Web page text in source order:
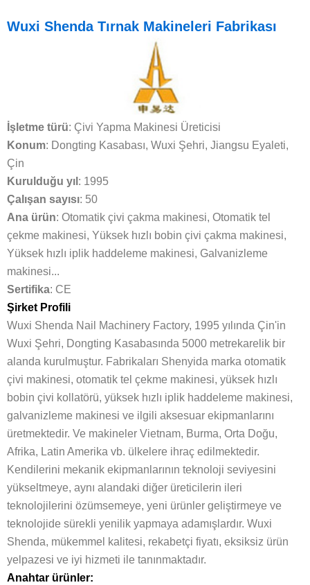
Wuxi Shenda Tırnak Makineleri Fabrikası
İşletme türü: Çivi Yapma Makinesi Üreticisi
Konum: Dongting Kasabası, Wuxi Şehri, Jiangsu Eyaleti,
Çin
Kurulduğu yıl : 1995
Çalışan sayısı: 50
Ana ürün: Otomatik çivi çakma makinesi, Otomatik tel
çekme makinesi, Yüksek hızlı bobin çivi çakma makinesi,
Yüksek hızlı iplik haddeleme makinesi, Galvanizleme
makinesi...
Sertifika: CE
Şirket Profili
Wuxi Shenda Nail Machinery Factory, 1995 yılında Çin'in
Wuxi Şehri, Dongting Kasabasında 5000 metrekarelik bir
alanda kurulmuştur. Fabrikaları Shenyida marka otomatik
çivi makinesi, otomatik tel çekme makinesi, yüksek hızlı
bobin çivi kollatörü, yüksek hızlı iplik haddeleme makinesi,
galvanizleme makinesi ve ilgili aksesuar ekipmanlarını
üretmektedir. Ve makineler Vietnam, Burma, Orta Doğu,
Afrika, Latin Amerika vb. ülkelere ihraç edilmektedir.
Kendilerini mekanik ekipmanlarının teknoloji seviyesini
yükseltmeye, aynı alandaki diğer üreticilerin ileri
teknolojilerini özümsemeye, yeni ürünler geliştirmeye ve
teknolojide sürekli yenilik yapmaya adamışlardır. Wuxi
Shenda, mükemmel kalitesi, rekabetçi fiyatı, eksiksiz ürün
yelpazesi ve iyi hizmeti ile tanınmaktadır.
Anahtar ürünler: